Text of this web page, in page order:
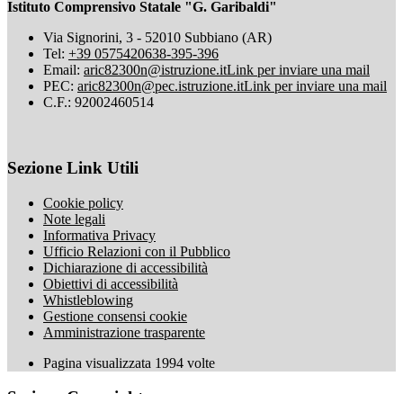
Istituto Comprensivo Statale "G. Garibaldi"
Via Signorini, 3 - 52010 Subbiano (AR)
Tel: +39 0575420638-395-396
Email: aric82300n@istruzione.itLink per inviare una mail
PEC: aric82300n@pec.istruzione.itLink per inviare una mail
C.F.: 92002460514
Sezione Link Utili
Cookie policy
Note legali
Informativa Privacy
Ufficio Relazioni con il Pubblico
Dichiarazione di accessibilità
Obiettivi di accessibilità
Whistleblowing
Gestione consensi cookie
Amministrazione trasparente
Pagina visualizzata 1994 volte